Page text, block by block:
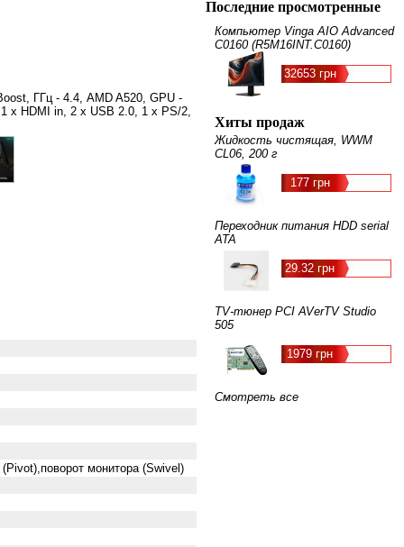
ГГц - 4.4, AMD A520, GPU -
x HDMI in, 2 x USB 2.0, 1 x PS/2,
монитора (Swivel)
Последние просмотренные
Компьютер Vinga AIO Advanced
C0160 (R5M16INT.C0160)
32653 грн
Хиты продаж
Жидкость чистящая, WWM
CL06, 200 г
177 грн
Переходник питания HDD serial
ATA
29.32 грн
TV-тюнер PCI AVerTV Studio
505
1979 грн
Смотреть все